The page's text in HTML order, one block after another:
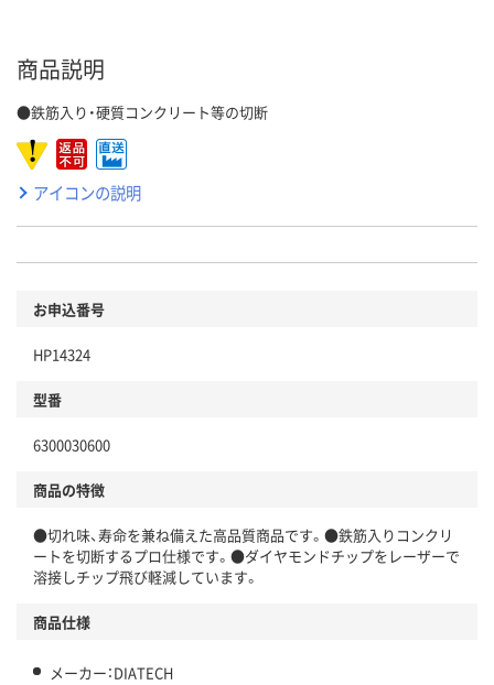
商品説明
●鉄筋入り・硬質コンクリート等の切断
アイコンの説明
お申込番号
HP14324
型番
6300030600
商品の特徴
●切れ味、寿命を兼ね備えた高品質商品です。●鉄筋入りコンクリ
ートを切断するプロ仕様です。●ダイヤモンドチップをレーザーで
溶接しチップ飛び軽減しています。
商品仕様
メーカー：DIATECH